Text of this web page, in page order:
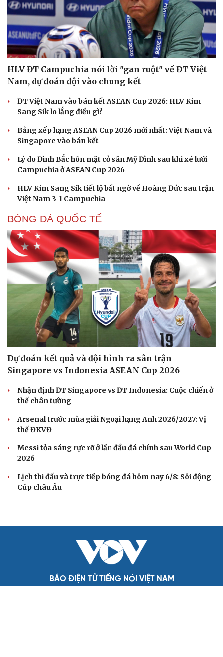
HLV ĐT Campuchia nói lời "gan ruột" về ĐT Việt
Nam, dự đoán đội vào chung kết
ĐT Việt Nam vào bán kết ASEAN Cup 2026: HLV Kim
Sang Sik lo lắng điều gì?
Bảng xếp hạng ASEAN Cup 2026 mới nhất: Việt Nam và
Singapore vào bán kết
Lý do Đình Bắc hôn mặt cỏ sân Mỹ Đình sau khi xé lưới
Campuchia ở ASEAN Cup 2026
HLV Kim Sang Sik tiết lộ bất ngờ về Hoàng Đức sau trận
Việt Nam 3-1 Campuchia
BÓNG ĐÁ QUỐC TẾ
Dự đoán kết quả và đội hình ra sân trận
Singapore vs Indonesia ASEAN Cup 2026
Nhận định ĐT Singapore vs ĐT Indonesia: Cuộc chiến ở
thế chân tường
Arsenal trước mùa giải Ngoại hạng Anh 2026/2027: Vị
thế ĐKVĐ
Messi tỏa sáng rực rỡ ở lần đầu đá chính sau World Cup
2026
Lịch thi đấu và trực tiếp bóng đá hôm nay 6/8: Sôi động
Cúp châu Âu
BÁO ĐIỆN TỬ TIẾNG NÓI VIỆT NAM